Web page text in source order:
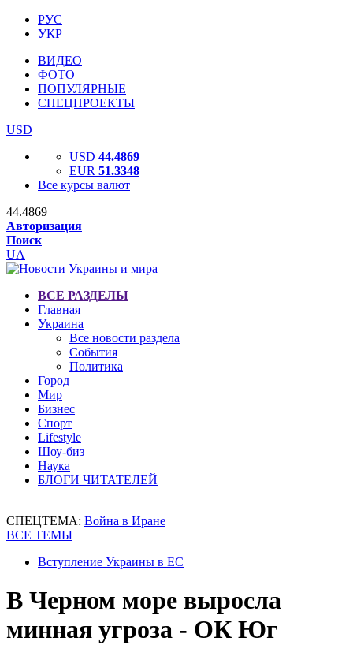
РУС
УКР
ВИДЕО
ФОТО
ПОПУЛЯРНЫЕ
СПЕЦПРОЕКТЫ
USD
USD 44.4869
EUR 51.3348
Все курсы валют
44.4869
Авторизация
Поиск
UA
ВСЕ РАЗДЕЛЫ
Главная
Украина
Все новости раздела
События
Политика
Город
Мир
Бизнес
Спорт
Lifestyle
Шоу-биз
Наука
БЛОГИ ЧИТАТЕЛЕЙ
СПЕЦТЕМА: Война в Иране
ВСЕ ТЕМЫ
Вступление Украины в ЕС
В Черном море выросла
минная угроза - ОК Юг